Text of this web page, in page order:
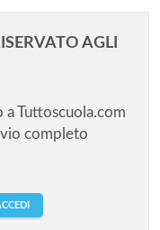
AGLI
Tuttoscuola.com
completo